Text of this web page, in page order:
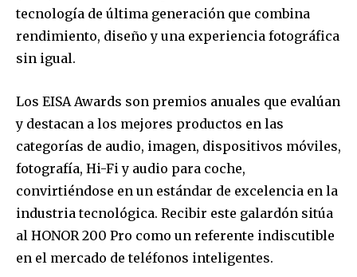
tecnología de última generación que combina
rendimiento, diseño y una experiencia fotográfica
sin igual.
Los EISA Awards son premios anuales que evalúan
y destacan a los mejores productos en las
categorías de audio, imagen, dispositivos móviles,
fotografía, Hi-Fi y audio para coche,
convirtiéndose en un estándar de excelencia en la
industria tecnológica. Recibir este galardón sitúa
al HONOR 200 Pro como un referente indiscutible
en el mercado de teléfonos inteligentes.